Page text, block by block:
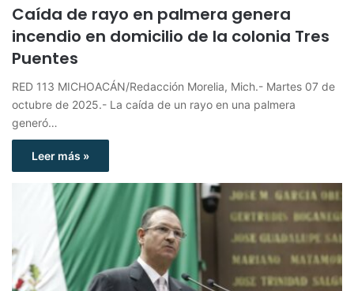
Caída de rayo en palmera genera
incendio en domicilio de la colonia Tres
Puentes
RED 113 MICHOACÁN/Redacción Morelia, Mich.- Martes 07 de
octubre de 2025.- La caída de un rayo en una palmera
generó…
Leer más »